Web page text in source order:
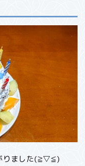
りました(≧▽≦)